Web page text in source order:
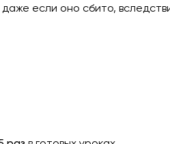
если оно сбито,